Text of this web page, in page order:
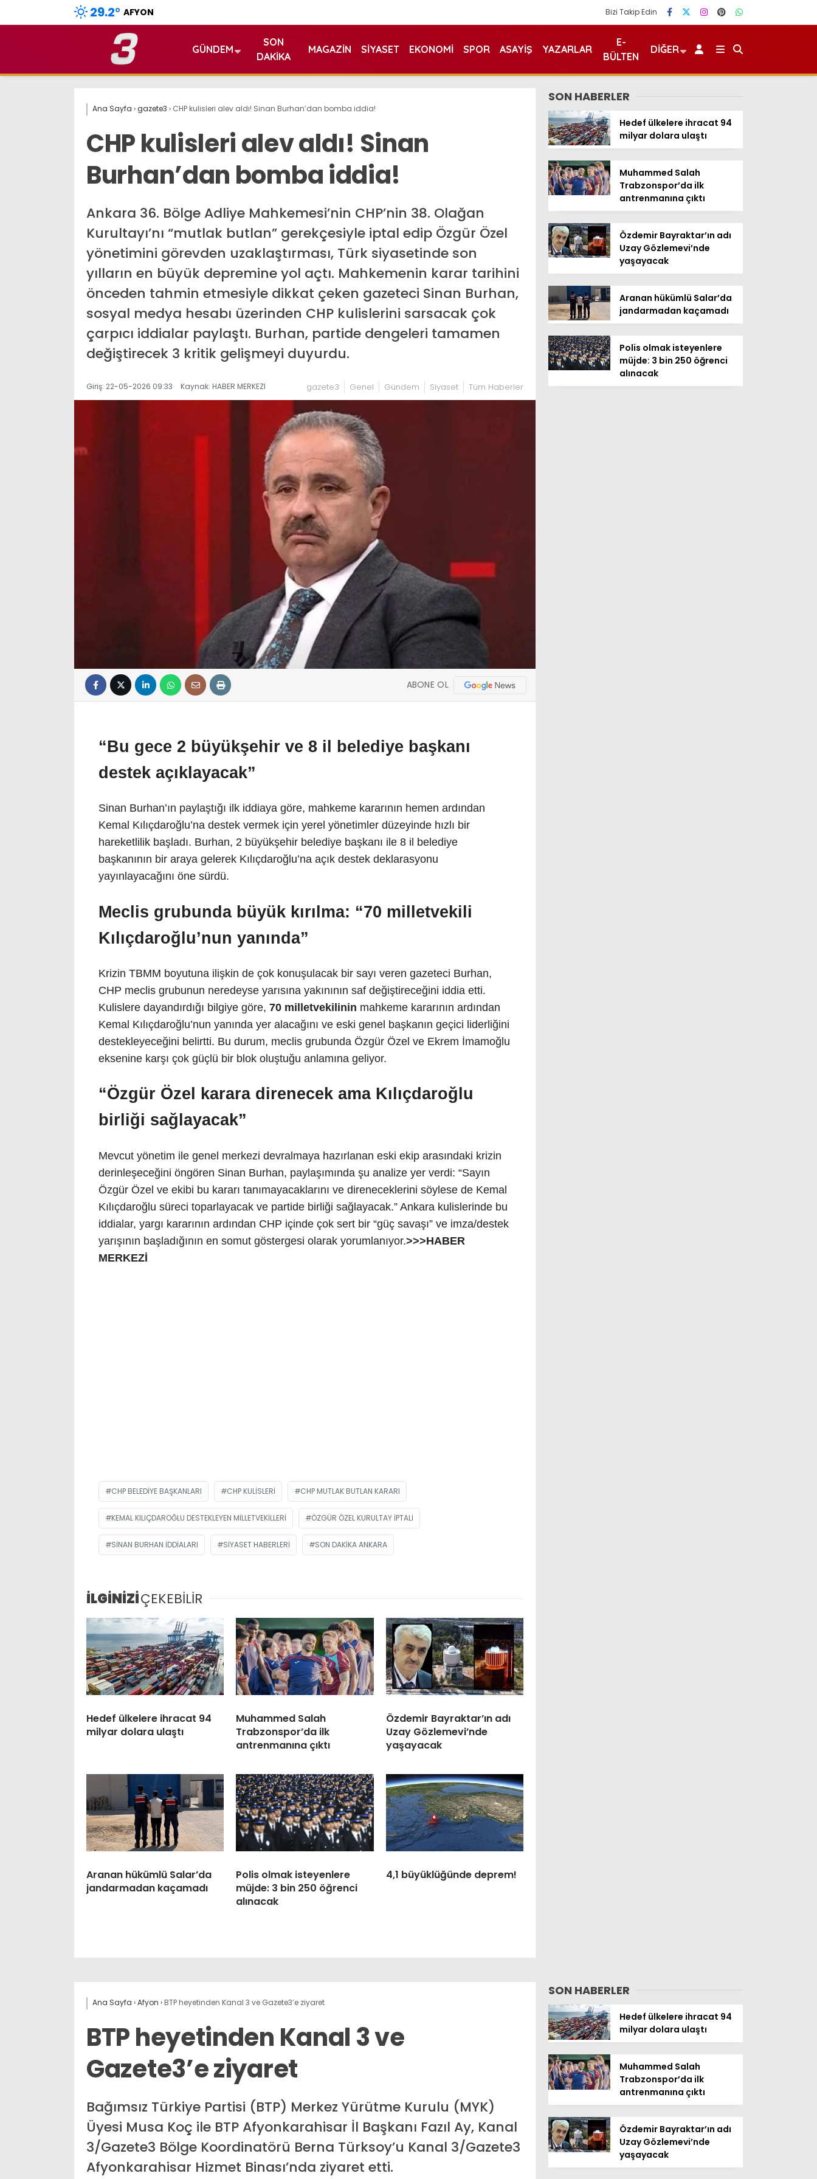
29.2° AFYON Bizi Takip Edin
GÜNDEM
SON
DAKIKA
MAGAZIN SIYASET EKONOMI SPOR ASAYIŞ YAZARLAR
E-
BÜLTEN
DIĞER
Ana Sayfa ›gazete3 › CHP kulisleri alev aldı! Sinan Burhan’dan bomba iddia!
CHP kulisleri alev aldı! Sinan
Burhan’dan bomba iddia!
Ankara 36. Bölge Adliye Mahkemesi’nin CHP’nin 38. Olağan
Kurultayı’nı “mutlak butlan” gerekçesiyle iptal edip Özgür Özel
yönetimini görevden uzaklaştırması, Türk siyasetinde son
yılların en büyük depremine yol açtı. Mahkemenin karar tarihini
önceden tahmin etmesiyle dikkat çeken gazeteci Sinan Burhan,
sosyal medya hesabı üzerinden CHP kulislerini sarsacak çok
çarpıcı iddialar paylaştı. Burhan, partide dengeleri tamamen
değiştirecek 3 kritik gelişmeyi duyurdu.
Giriş: 22-05-2026 09:33 Kaynak: HABER MERKEZI gazete3 Genel Gündem Siyaset Tüm Haberler
ABONE OL
“Bu gece 2 büyükşehir ve 8 il belediye başkanı
destek açıklayacak”
Sinan Burhan’ın paylaştığı ilk iddiaya göre, mahkeme kararının hemen ardından
Kemal Kılıçdaroğlu’na destek vermek için yerel yönetimler düzeyinde hızlı bir
hareketlilik başladı. Burhan, 2 büyükşehir belediye başkanı ile 8 il belediye
başkanının bir araya gelerek Kılıçdaroğlu’na açık destek deklarasyonu
yayınlayacağını öne sürdü.
Meclis grubunda büyük kırılma: “70 milletvekili
Kılıçdaroğlu’nun yanında”
Krizin TBMM boyutuna ilişkin de çok konuşulacak bir sayı veren gazeteci Burhan,
CHP meclis grubunun neredeyse yarısına yakınının saf değiştireceğini iddia etti.
Kulislere dayandırdığı bilgiye göre, 70 milletvekilinin mahkeme kararının ardından
Kemal Kılıçdaroğlu’nun yanında yer alacağını ve eski genel başkanın geçici liderliğini
destekleyeceğini belirtti. Bu durum, meclis grubunda Özgür Özel ve Ekrem İmamoğlu
eksenine karşı çok güçlü bir blok oluştuğu anlamına geliyor.
“Özgür Özel karara direnecek ama Kılıçdaroğlu
birliği sağlayacak”
Mevcut yönetim ile genel merkezi devralmaya hazırlanan eski ekip arasındaki krizin
derinleşeceğini öngören Sinan Burhan, paylaşımında şu analize yer verdi: “Sayın
Özgür Özel ve ekibi bu kararı tanımayacaklarını ve direneceklerini söylese de Kemal
Kılıçdaroğlu süreci toparlayacak ve partide birliği sağlayacak.” Ankara kulislerinde bu
iddialar, yargı kararının ardından CHP içinde çok sert bir “güç savaşı” ve imza/destek
yarışının başladığının en somut göstergesi olarak yorumlanıyor.>>>HABER
MERKEZİ
CHP BELEDIYE BAŞKANLARI CHP KULISLERI CHP MUTLAK BUTLAN KARARI
KEMAL KILIÇDAROĞLU DESTEKLEYEN MILLETVEKILLERI ÖZGÜR ÖZEL KURULTAY IPTALI
SINAN BURHAN IDDIALARI SIYASET HABERLERI SON DAKIKA ANKARA
İLGİNİZİÇEKEBİLİR
Hedef ülkelere ihracat 94
milyar dolara ulaştı
Muhammed Salah
Trabzonspor’da ilk
antrenmanına çıktı
Özdemir Bayraktar’ın adı
Uzay Gözlemevi’nde
yaşayacak
Aranan hükümlü Salar’da
jandarmadan kaçamadı
Polis olmak isteyenlere
müjde: 3 bin 250 öğrenci
alınacak
4,1 büyüklüğünde deprem!
SON HABERLER
Hedef ülkelere ihracat 94
milyar dolara ulaştı
Muhammed Salah
Trabzonspor’da ilk
antrenmanına çıktı
Özdemir Bayraktar’ın adı
Uzay Gözlemevi’nde
yaşayacak
Aranan hükümlü Salar’da
jandarmadan kaçamadı
Polis olmak isteyenlere
müjde: 3 bin 250 öğrenci
alınacak
Ana Sayfa ›Afyon › BTP heyetinden Kanal 3 ve Gazete3’e ziyaret
BTP heyetinden Kanal 3 ve
Gazete3’e ziyaret
Bağımsız Türkiye Partisi (BTP) Merkez Yürütme Kurulu (MYK)
Üyesi Musa Koç ile BTP Afyonkarahisar İl Başkanı Fazıl Ay, Kanal
3/Gazete3 Bölge Koordinatörü Berna Türksoy’u Kanal 3/Gazete3
Afyonkarahisar Hizmet Binası’nda ziyaret etti.
SON HABERLER
Hedef ülkelere ihracat 94
milyar dolara ulaştı
Muhammed Salah
Trabzonspor’da ilk
antrenmanına çıktı
Özdemir Bayraktar’ın adı
Uzay Gözlemevi’nde
yaşayacak